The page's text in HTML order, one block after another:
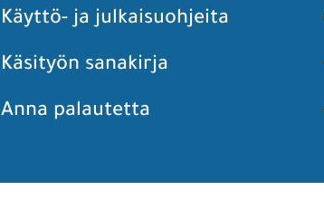
Käyttö- ja julkaisuohjeita
Käsityön sanakirja
Anna palautetta